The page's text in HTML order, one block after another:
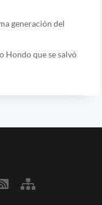
generación del
Hondo que se salvó